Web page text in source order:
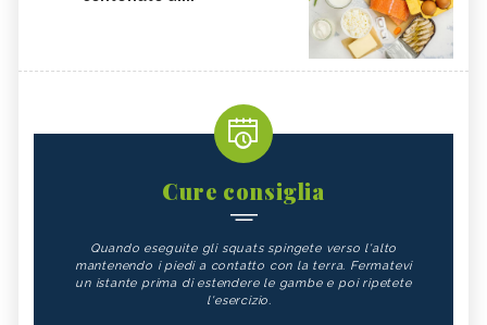
Cure consiglia
Quando eseguite gli squats spingete verso l'alto
mantenendo i piedi a contatto con la terra. Fermatevi
un istante prima di estendere le gambe e poi ripetete
l'esercizio.